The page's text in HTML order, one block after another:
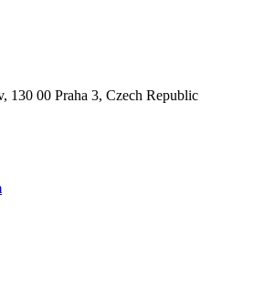
130 00 Praha 3, Czech Republic